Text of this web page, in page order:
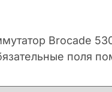
Brocade
поля